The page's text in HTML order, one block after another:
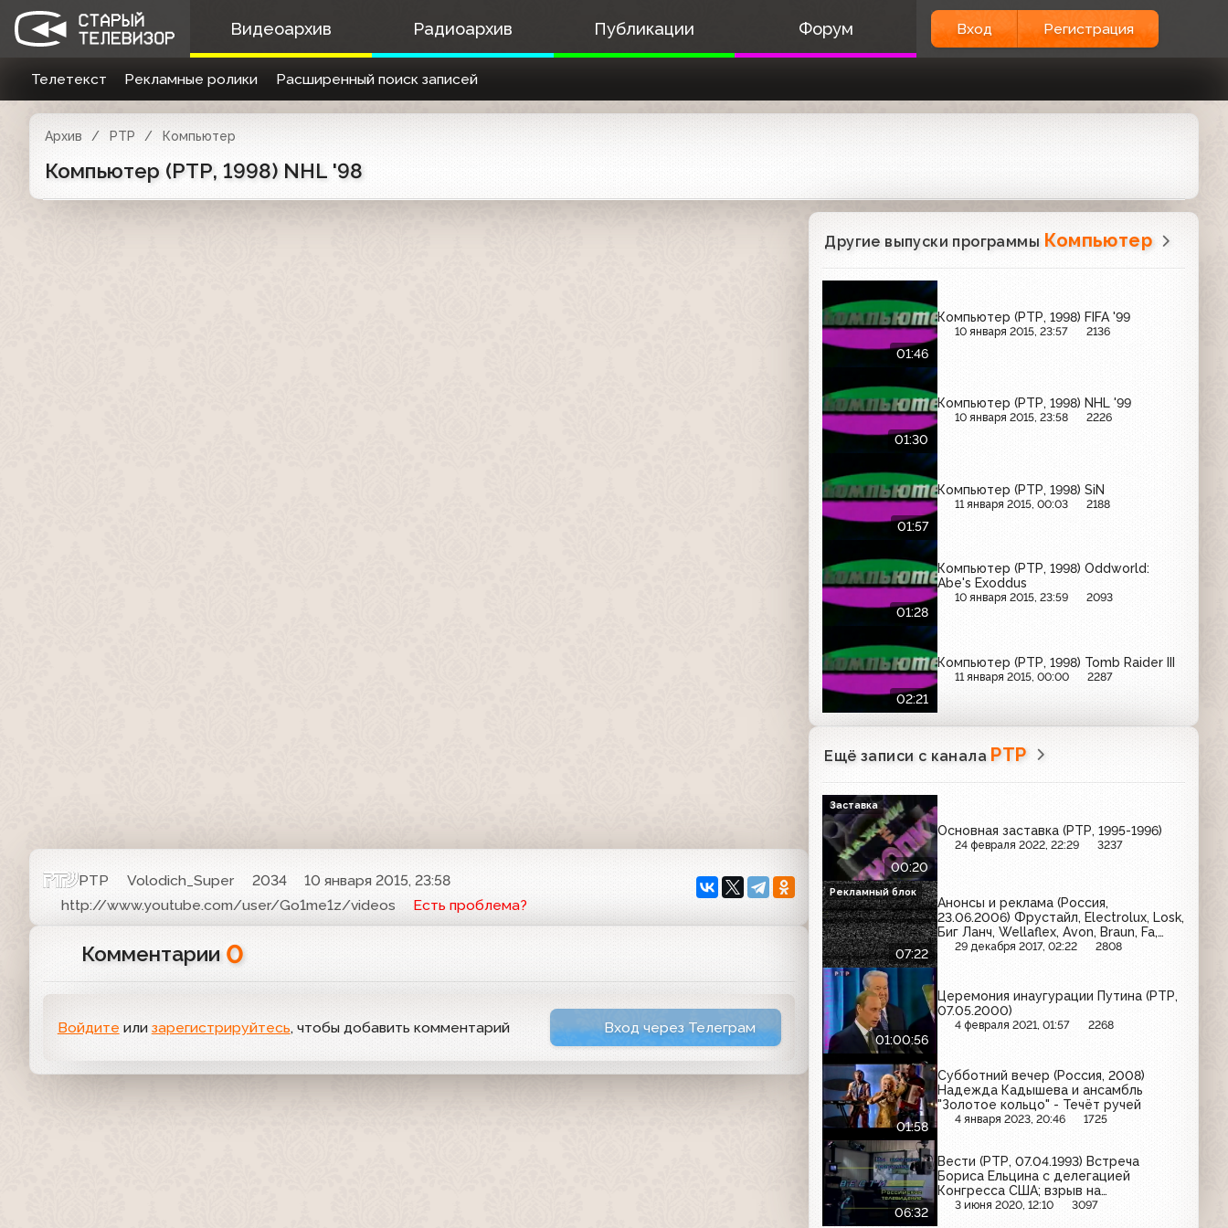
Видеоархив Радиоархив Публикации Форум Вход Регистрация
Телетекст Рекламные ролики Расширенный поиск записей
Архив РТР Компьютер
Компьютер (РТР, 1998) NHL '98
РТР Volodich_Super 2034
10 января 2015, 23:58
http://www.youtube.com/user/Go1me1z/videos
Есть проблема?
Комментарии 0
Войдите или зарегистрируйтесь, чтобы добавить комментарий Вход через Телеграм
Другие выпуски программы Компьютер
01:46
Компьютер (РТР, 1998) FIFA '99
10 января 2015, 23:57 2136
01:30
Компьютер (РТР, 1998) NHL '99
10 января 2015, 23:58 2226
01:57
Компьютер (РТР, 1998) SiN
11 января 2015, 00:03 2188
01:28
Компьютер (РТР, 1998) Oddworld:
Abe's Exoddus
10 января 2015, 23:59 2093
02:21
Компьютер (РТР, 1998) Tomb Raider III
11 января 2015, 00:00 2287
Ещё записи с канала РТР
00:20
Основная заставка (РТР, 1995-1996)
24 февраля 2022, 22:29 3237
Заставка
07:22
Анонсы и реклама (Россия,
23.06.2006) Фрустайл, Electrolux, Losk,
Биг Ланч, Wellaflex, Avon, Braun, Fa,
Blend-a-med
29 декабря 2017, 02:22 2808
Рекламный блок
01:00:56
Церемония инаугурации Путина (РТР,
07.05.2000)
4 февраля 2021, 01:57 2268
01:58
Субботний вечер (Россия, 2008)
Надежда Кадышева и ансамбль
"Золотое кольцо" - Течёт ручей
4 января 2023, 20:46 1725
06:32
Вести (РТР, 07.04.1993) Встреча
Бориса Ельцина с делегацией
Конгресса США; взрыв на
химкомбинате в Томске (фрагменты)
3 июня 2020, 12:10 3097